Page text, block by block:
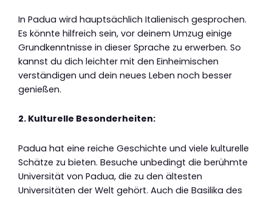
In Padua wird hauptsächlich Italienisch gesprochen.
Es könnte hilfreich sein, vor deinem Umzug einige
Grundkenntnisse in dieser Sprache zu erwerben. So
kannst du dich leichter mit den Einheimischen
verständigen und dein neues Leben noch besser
genießen.
2. Kulturelle Besonderheiten:
Padua hat eine reiche Geschichte und viele kulturelle
Schätze zu bieten. Besuche unbedingt die berühmte
Universität von Padua, die zu den ältesten
Universitäten der Welt gehört. Auch die Basilika des